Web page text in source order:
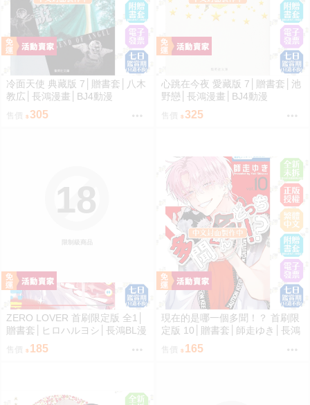
冷面天使 典藏版 7│贈書套│八木
教広│長鴻漫畫│BJ4動漫
305
心跳在今夜 愛藏版 7│贈書套│池
野戀│長鴻漫畫│BJ4動漫
325
限制級商品
18
ZERO LOVER 首刷限定版 全1│
贈書套│ヒロハルヨシ│長鴻BL漫
畫│BJ4動漫
售價 185
現在的是哪一個多聞！？ 首刷限
定版 10│贈書套│師走ゆき│長鴻
漫畫│BJ4動漫
售價 165